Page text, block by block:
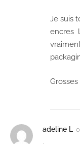
Je suis
encres
adeline L